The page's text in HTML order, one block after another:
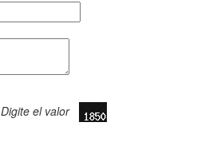
Digite el valor